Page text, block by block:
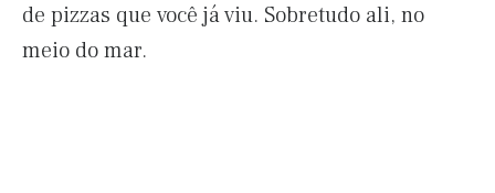
de pizzas que você já viu. Sobretudo ali, no
meio do mar.